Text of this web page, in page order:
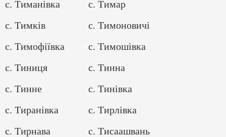
с. Тиманівка
с. Тимар
с. Тимків
с. Тимоновичі
с. Тимофіївка
с. Тимошівка
с. Тиниця
с. Тинна
с. Тинне
с. Тинівка
с. Тиранівка
с. Тирлівка
с. Тирнава
с. Тисаашвань